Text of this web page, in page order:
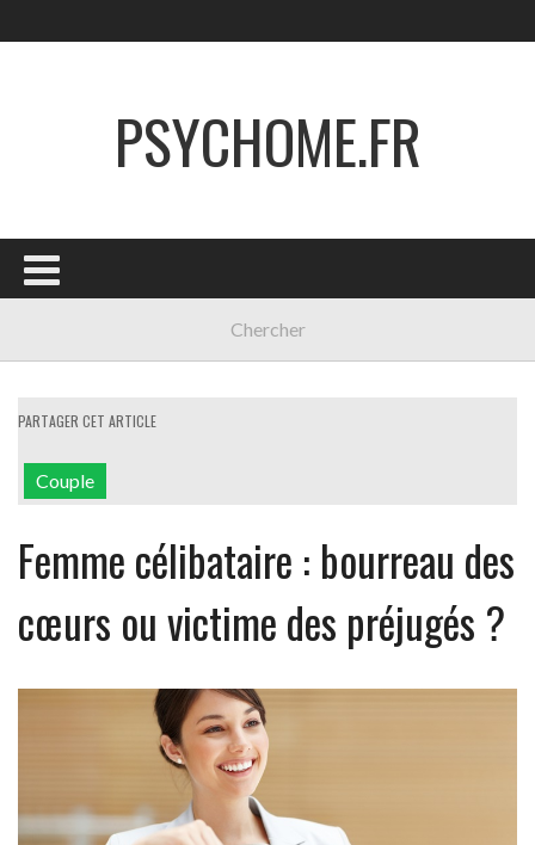
PSYCHOME.FR
PARTAGER CET ARTICLE
Couple
Femme célibataire : bourreau des
cœurs ou victime des préjugés ?